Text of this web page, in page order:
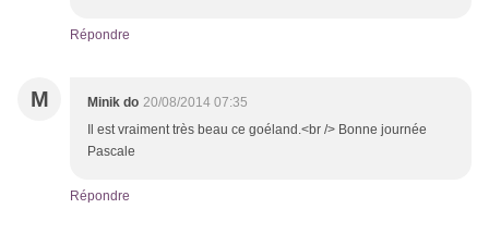
Répondre
M Minik do 20/08/2014 07:35
Il est vraiment très beau ce goéland.<br /> Bonne journée
Pascale
Répondre